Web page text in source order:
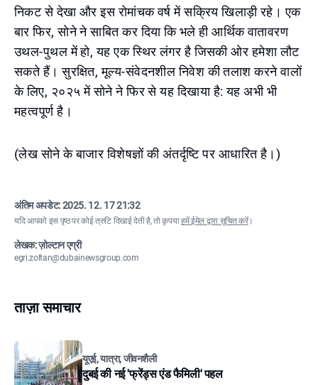
निकट से देखा और इस रोमांचक वर्ष में सक्रिय खिलाड़ी रहे। एक
बार फिर, सोने ने साबित कर दिया कि भले ही आर्थिक वातावरण
उथल-पुथल में हो, यह एक स्थिर लंगर है जिसकी ओर हमेशा लौट
सकते हैं। सुरक्षित, मूल्य-संवेदनशील निवेश की तलाश करने वालों
के लिए, २०२५ में सोने ने फिर से यह दिखाया है: यह अभी भी
महत्वपूर्ण है।
(लेख सोने के बाजार विशेषज्ञों की अंतर्दृष्टि पर आधारित है।)
अंतिम अपडेट:2025. 12. 17 21:32
यदि आपको इस पृष्ठ पर कोई त्रुटि दिखाई देती है, तो कृपयाहमें ईमेल द्वारा सूचित करें।
लेखक: ज़ोल्टान एग्री
egri.zoltan@dubainewsgroup.com
ताज़ा समाचार
यूएई, यात्रा, जीवनशैली
दुबई की नई 'फ्रेंड्स एंड फैमिली' पहल